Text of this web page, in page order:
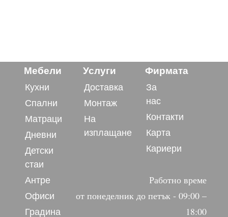
Мебели
Кухни
Спални
Матраци
Дневни
Детски
стаи
Антре
Офиси
Градина
Услуги
Доставка
Монтаж
На
изплащане
Фирмата
За
нас
Контакти
Карта
Кариери
Работно време
от понеделник до петък - 09:00 –
18:00